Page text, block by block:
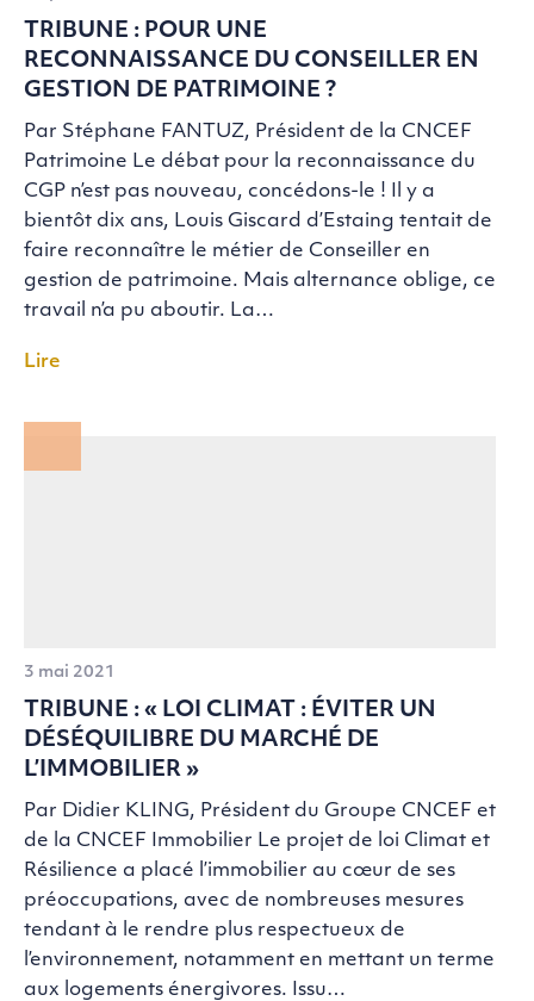
TRIBUNE : POUR UNE
RECONNAISSANCE DU CONSEILLER EN
GESTION DE PATRIMOINE ?
Par Stéphane FANTUZ, Président de la CNCEF
Patrimoine Le débat pour la reconnaissance du
CGP n’est pas nouveau, concédons-le ! Il y a
bientôt dix ans, Louis Giscard d’Estaing tentait de
faire reconnaître le métier de Conseiller en
gestion de patrimoine. Mais alternance oblige, ce
travail n’a pu aboutir. La…
Lire
3 mai 2021
TRIBUNE : « LOI CLIMAT : ÉVITER UN
DÉSÉQUILIBRE DU MARCHÉ DE
L’IMMOBILIER »
Par Didier KLING, Président du Groupe CNCEF et
de la CNCEF Immobilier Le projet de loi Climat et
Résilience a placé l’immobilier au cœur de ses
préoccupations, avec de nombreuses mesures
tendant à le rendre plus respectueux de
l’environnement, notamment en mettant un terme
aux logements énergivores. Issu…